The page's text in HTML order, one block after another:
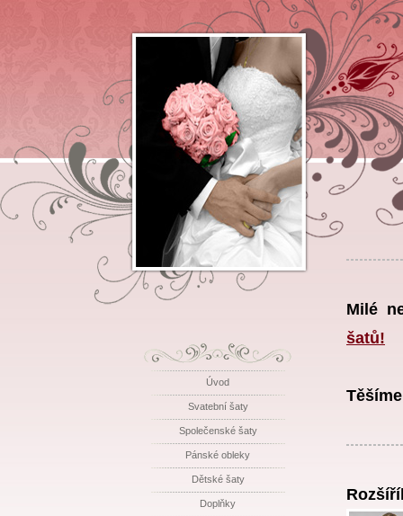
Úvod
Svatební šaty
Společenské šaty
Pánské obleky
Dětské šaty
Doplňky
Milé
šatů!